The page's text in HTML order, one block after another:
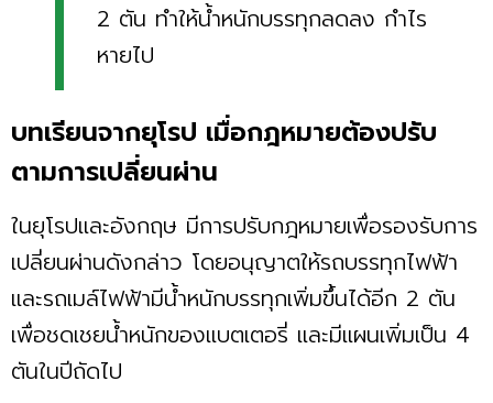
2 ตัน ทำให้น้ำหนักบรรทุกลดลง กำไร
หายไป
บทเรียนจากยุโรป เมื่อกฎหมายต้องปรับ
ตามการเปลี่ยนผ่าน
ในยุโรปและอังกฤษ มีการปรับกฎหมายเพื่อรองรับการ
เปลี่ยนผ่านดังกล่าว โดยอนุญาตให้รถบรรทุกไฟฟ้า
และรถเมล์ไฟฟ้ามีน้ำหนักบรรทุกเพิ่มขึ้นได้อีก 2 ตัน
เพื่อชดเชยน้ำหนักของแบตเตอรี่ และมีแผนเพิ่มเป็น 4
ตันในปีถัดไป